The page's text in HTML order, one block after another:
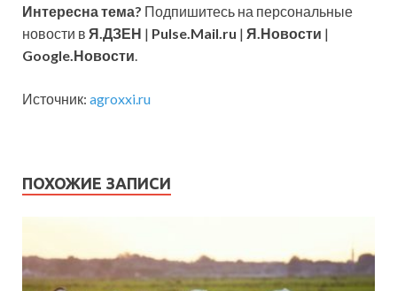
Интересна тема? Подпишитесь на персональные
новости в Я.ДЗЕН | Pulse.Mail.ru | Я.Новости |
Google.Новости.
Источник: agroxxi.ru
ПОХОЖИЕ ЗАПИСИ